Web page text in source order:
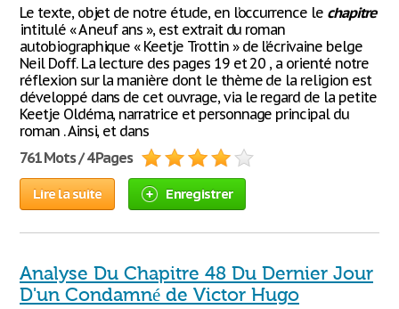
Le texte, objet de notre étude, en l’occurrence le chapitre
intitulé « A neuf ans », est extrait du roman
autobiographique « Keetje Trottin » de l’écrivaine belge
Neil Doff. La lecture des pages 19 et 20 , a orienté notre
réflexion sur la manière dont le thème de la religion est
développé dans de cet ouvrage, via le regard de la petite
Keetje Oldéma, narratrice et personnage principal du
roman . Ainsi, et dans
761 Mots / 4 Pages
Lire la suite Enregistrer
Analyse Du Chapitre 48 Du Dernier Jour
D'un Condamné de Victor Hugo